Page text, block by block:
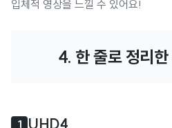
입체적 영상을 느낄 수 있어요!
4. 한 줄로 정리
1 UHD4